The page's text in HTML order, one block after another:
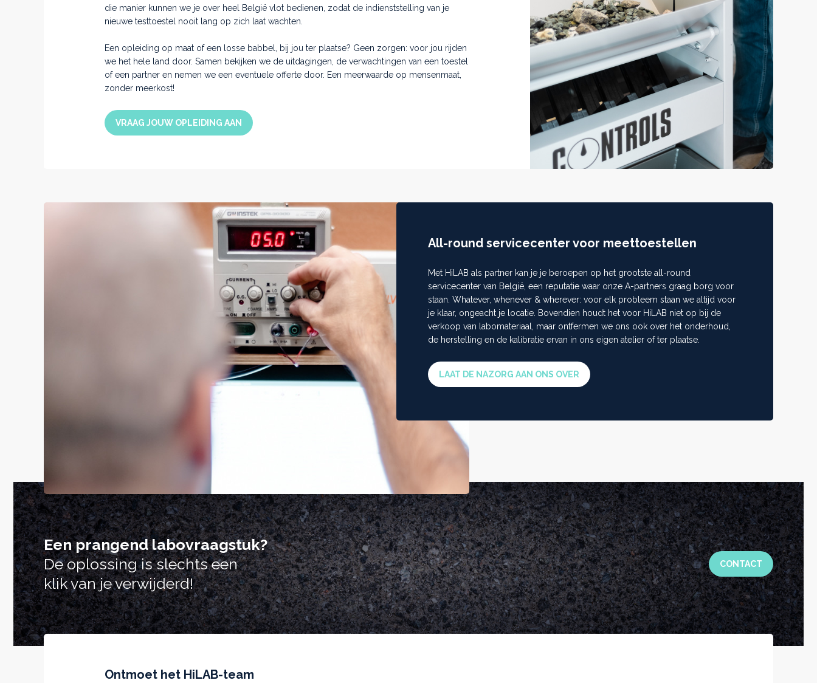
die manier kunnen we je over heel België vlot bedienen, zodat de indienststelling van je
nieuwe testtoestel nooit lang op zich laat wachten.
Een opleiding op maat of een losse babbel, bij jou ter plaatse? Geen zorgen: voor jou rijden
we het hele land door. Samen bekijken we de uitdagingen, de verwachtingen van een toestel
of een partner en nemen we een eventuele offerte door. Een meerwaarde op mensenmaat,
zonder meerkost!
VRAAG JOUW OPLEIDING AAN
All-round servicecenter voor meettoestellen
Met HiLAB als partner kan je je beroepen op het grootste all-round
servicecenter van België, een reputatie waar onze A-partners graag borg voor
staan. Whatever, whenever & wherever: voor elk probleem staan we altijd voor
je klaar, ongeacht je locatie. Bovendien houdt het voor HiLAB niet op bij de
verkoop van labomateriaal, maar ontfermen we ons ook over het onderhoud,
de herstelling en de kalibratie ervan in ons eigen atelier of ter plaatse.
LAAT DE NAZORG AAN ONS OVER
Een prangend labovraagstuk?
De oplossing is slechts een
klik van je verwijderd!
CONTACT
Ontmoet het HiLAB-team